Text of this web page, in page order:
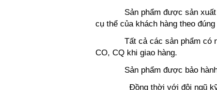
Sản phẩm được sản xuất
cụ thể của khách hàng theo
Tất cả các sản phẩm có
CO, CQ khi giao hàng.
Sản phẩm được bảo hành
Đồng thời với đội ngũ kỹ